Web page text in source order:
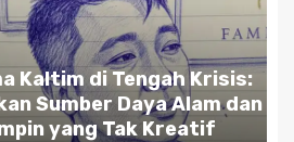
di Tengah Krisis:
Daya Alam dan
Tak Kreatif